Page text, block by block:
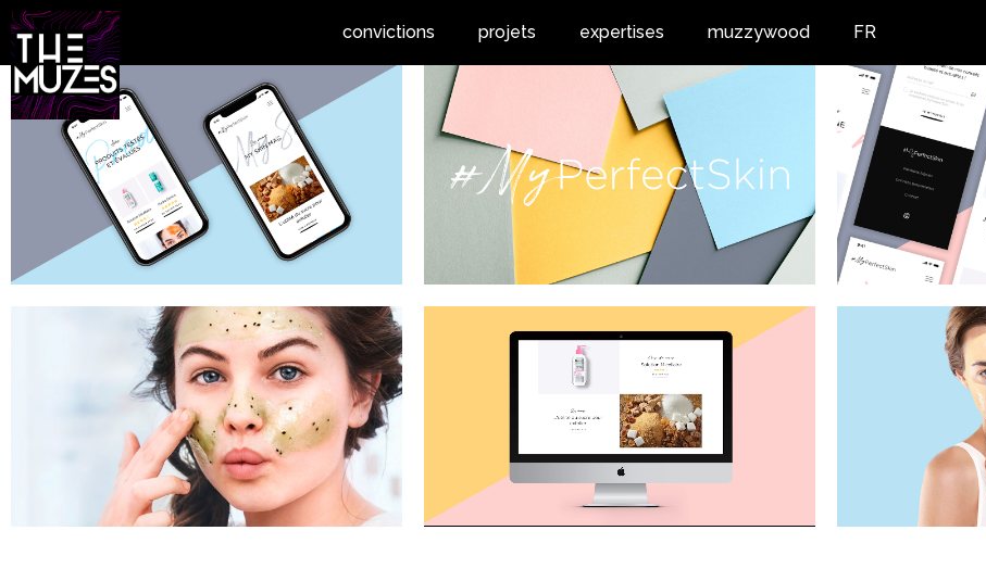
convictions projets expertises muzzywood FR